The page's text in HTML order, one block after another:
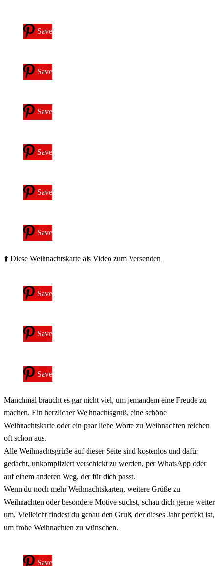
Save
Save
Save
Save
Save
Save
⬆️ Diese Weihnachtskarte als Video zum Versenden
Save
Save
Save
Manchmal braucht es gar nicht viel, um jemandem eine Freude zu
machen. Ein herzlicher Weihnachtsgruß, eine schöne
Weihnachtskarte oder ein paar liebe Worte zu Weihnachten reichen
oft schon aus.
Alle Weihnachtsgrüße auf dieser Seite sind kostenlos und dafür
gedacht, unkompliziert verschickt zu werden, per WhatsApp oder
auf einem anderen Weg, der für dich passt.
Wenn du noch mehr Weihnachtskarten, weitere Grüße zu
Weihnachten oder besondere Motive suchst, schau dich gerne weiter
um. Vielleicht findest du genau den Gruß, der dieses Jahr perfekt ist,
um frohe Weihnachten zu wünschen.
Save